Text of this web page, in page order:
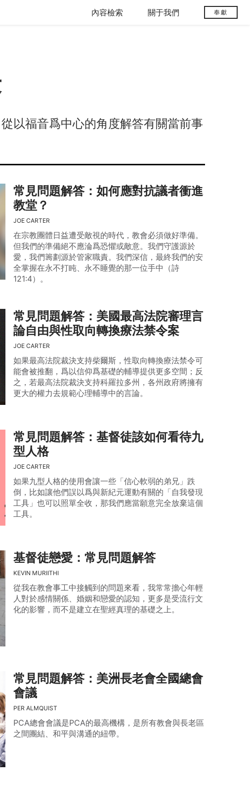
內容檢索 關于我們 奉獻
以福音爲中心的角度解答有關當前事
常見問題解答：如何應對抗議者衝進
教堂？
JOE CARTER
在宗教團體日益遭受敵視的時代，教會必須做好準備。
但我們的準備絕不應淪爲恐懼或敵意。我們守護源於
愛，我們籌劃源於管家職責。我們深信，最終我們的安
全掌握在永不打盹、永不睡覺的那一位手中（詩
121:4）。
常見問題解答：美國最高法院審理言
論自由與性取向轉換療法禁令案
JOE CARTER
如果最高法院裁決支持柴爾斯，性取向轉換療法禁令可
能會被推翻，爲以信仰爲基礎的輔導提供更多空間；反
之，若最高法院裁決支持科羅拉多州，各州政府將擁有
更大的權力去規範心理輔導中的言論。
常見問題解答：基督徒該如何看待九
型人格
JOE CARTER
如果九型人格的使用會讓一些「信心軟弱的弟兄」跌
倒，比如讓他們誤以爲與新紀元運動有關的「自我發現
工具」也可以照單全收，那我們應當願意完全放棄這個
工具。
基督徒戀愛：常見問題解答
KEVIN MURIITHI
從我在教會事工中接觸到的問題來看，我常常擔心年輕
人對於感情關係、婚姻和戀愛的認知，更多是受流行文
化的影響，而不是建立在聖經真理的基礎之上。
常見問題解答：美洲長老會全國總會
會議
PER ALMQUIST
PCA總會會議是PCA的最高機構，是所有教會與長老區
之間團結、和平與溝通的紐帶。